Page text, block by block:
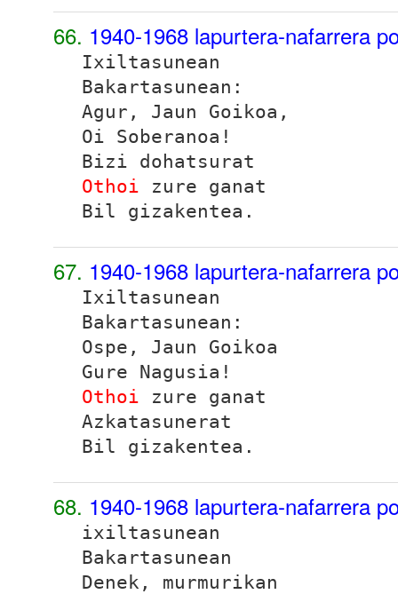
66. 1940-1968 lapurtera-nafarrera
Ixiltasunean
Bakartasunean:
Agur, Jaun Goikoa,
Oi Soberanoa!
Bizi dohatsurat
Othoi zure ganat
Bil gizakentea.
67. 1940-1968 lapurtera-nafarrera
Ixiltasunean
Bakartasunean:
Ospe, Jaun Goikoa
Gure Nagusia!
Othoi zure ganat
Azkatasunerat
Bil gizakentea.
68. 1940-1968 lapurtera-nafarrera
ixiltasunean
Bakartasunean
Denek, murmurikan